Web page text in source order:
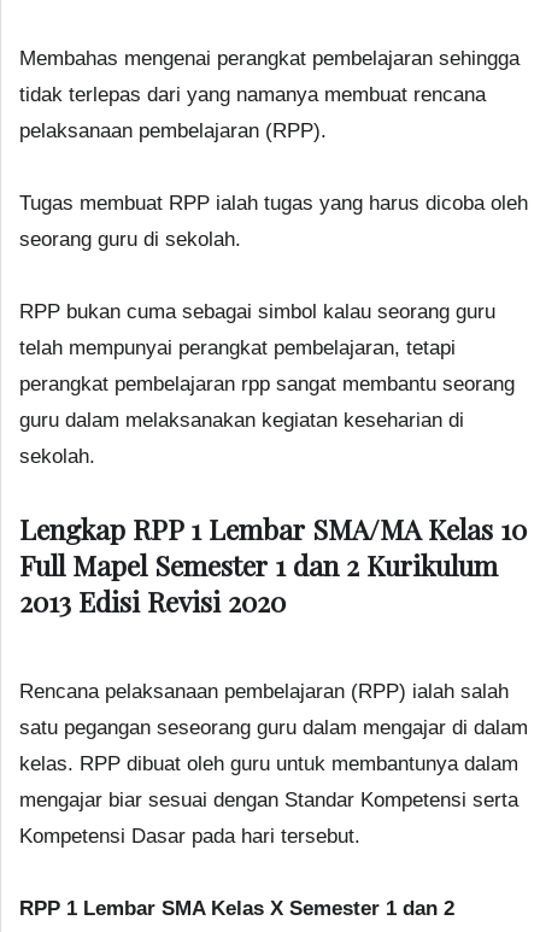
Membahas mengenai perangkat pembelajaran sehingga
tidak terlepas dari yang namanya membuat rencana
pelaksanaan pembelajaran (RPP).
Tugas membuat RPP ialah tugas yang harus dicoba oleh
seorang guru di sekolah.
RPP bukan cuma sebagai simbol kalau seorang guru
telah mempunyai perangkat pembelajaran, tetapi
perangkat pembelajaran rpp sangat membantu seorang
guru dalam melaksanakan kegiatan keseharian di
sekolah.
Lengkap RPP 1 Lembar SMA/MA Kelas 10
Full Mapel Semester 1 dan 2 Kurikulum
2013 Edisi Revisi 2020
Rencana pelaksanaan pembelajaran (RPP) ialah salah
satu pegangan seseorang guru dalam mengajar di dalam
kelas. RPP dibuat oleh guru untuk membantunya dalam
mengajar biar sesuai dengan Standar Kompetensi serta
Kompetensi Dasar pada hari tersebut.
RPP 1 Lembar SMA Kelas X Semester 1 dan 2